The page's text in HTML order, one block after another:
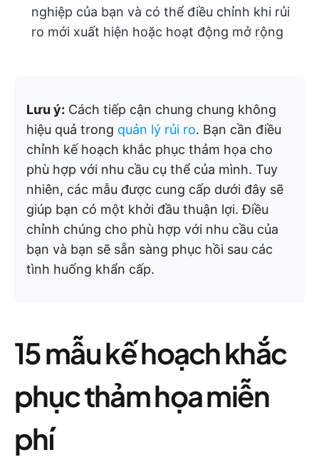
nghiệp của bạn và có thể điều chỉnh khi rủi
ro mới xuất hiện hoặc hoạt động mở rộng
Lưu ý: Cách tiếp cận chung chung không
hiệu quả trong quản lý rủi ro. Bạn cần điều
chỉnh kế hoạch khắc phục thảm họa cho
phù hợp với nhu cầu cụ thể của mình. Tuy
nhiên, các mẫu được cung cấp dưới đây sẽ
giúp bạn có một khởi đầu thuận lợi. Điều
chỉnh chúng cho phù hợp với nhu cầu của
bạn và bạn sẽ sẵn sàng phục hồi sau các
tình huống khẩn cấp.
15 mẫu kế hoạch khắc
phục thảm họa miễn
phí